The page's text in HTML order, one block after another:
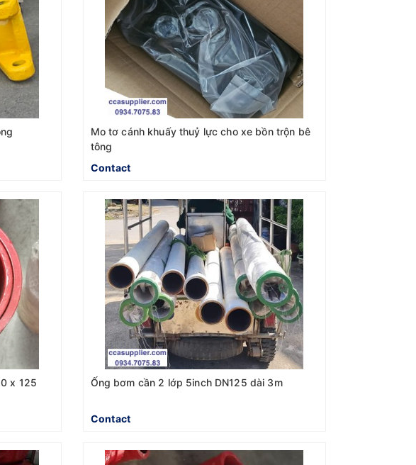
Mo tơ cánh khuấy thuỷ lực cho xe bồn trộn bê
tông
Contact
x 125 Ống bơm cần 2 lớp 5inch DN125 dài 3m
Contact